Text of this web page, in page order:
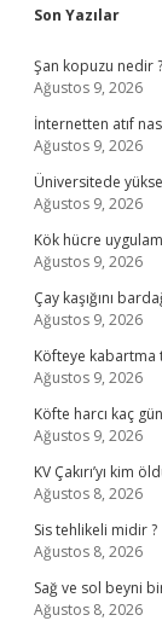
Son Yazılar
Şan kopuzu nedir ?
Ağustos 9, 2026
İnternetten atıf
Ağustos 9, 2026
Üniversitede
Ağustos 9, 2026
Kök hücre
Ağustos 9, 2026
Çay kaşığını
Ağustos 9, 2026
Köfteye kabartma
Ağustos 9, 2026
Köfte harcı kaç
Ağustos 9, 2026
KV Çakırı’yı kim
Ağustos 8, 2026
Sis tehlikeli midir ?
Ağustos 8, 2026
Sağ ve sol beyni
Ağustos 8, 2026